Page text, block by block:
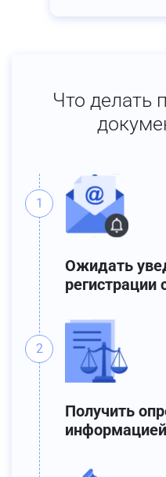
Что делать
Ожидать
Получить